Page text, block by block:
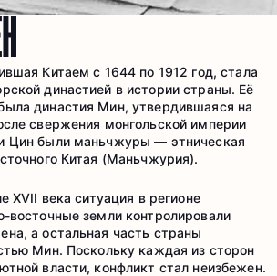
Китаем с 1644 по 1912 год, стала
династией в истории страны. Её
династия Мин, утвердившаяся на
свержения монгольской империи
Цин были маньчжуры — этническая
Китая (Маньчжурия).
XVII века ситуация в регионе
восточные земли контролировали
а остальная часть страны
Мин. Поскольку каждая из сторон
власти, конфликт стал неизбежен.